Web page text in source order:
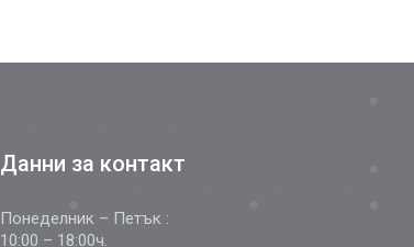
Данни за контакт
Понеделник – Петък :
10:00 – 18:00ч.